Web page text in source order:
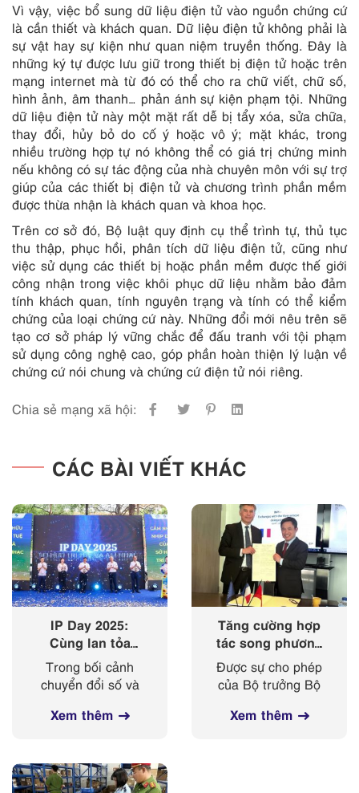
Vì vậy, việc bổ sung dữ liệu điện tử vào nguồn chứng cứ
là cần thiết và khách quan. Dữ liệu điện tử không phải là
sự vật hay sự kiện như quan niệm truyền thống. Đây là
những ký tự được lưu giữ trong thiết bị điện tử hoặc trên
mạng internet mà từ đó có thể cho ra chữ viết, chữ số,
hình ảnh, âm thanh… phản ánh sự kiện phạm tội. Những
dữ liệu điện tử này một mặt rất dễ bị tẩy xóa, sửa chữa,
thay đổi, hủy bỏ do cố ý hoặc vô ý; mặt khác, trong
nhiều trường hợp tự nó không thể có giá trị chứng minh
nếu không có sự tác động của nhà chuyên môn với sự trợ
giúp của các thiết bị điện tử và chương trình phần mềm
được thừa nhận là khách quan và khoa học.
Trên cơ sở đó, Bộ luật quy định cụ thể trình tự, thủ tục
thu thập, phục hồi, phân tích dữ liệu điện tử, cũng như
việc sử dụng các thiết bị hoặc phần mềm được thế giới
công nhận trong việc khôi phục dữ liệu nhằm bảo đảm
tính khách quan, tính nguyên trạng và tính có thể kiểm
chứng của loại chứng cứ này. Những đổi mới nêu trên sẽ
tạo cơ sở pháp lý vững chắc để đấu tranh với tội phạm
sử dụng công nghệ cao, góp phần hoàn thiện lý luận về
chứng cứ nói chung và chứng cứ điện tử nói riêng.
Chia sẻ mạng xã hội:
CÁC BÀI VIẾT KHÁC
IP Day 2025:
Cùng lan tỏa
‘nhịp điệu’ của
sở hữu trí tuệ
trong kỷ nguyên
số
Trong bối cảnh
chuyển đổi số và
nghiệp 4.0 diễn ra
đóng vai trò then
Xem thêm
Tăng cường hợp
tác song phương
giữa Cục Sở hữu
trí tuệ với Viện
Sở hữu công
nghiệp Cộng
Được sự cho phép
của Bộ trưởng Bộ
Công nghệ, từ
Xem thêm